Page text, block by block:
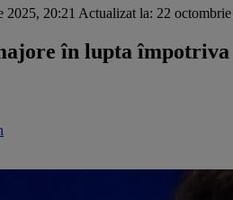
2025, 20:21 Actualizat la: 22
în lupta